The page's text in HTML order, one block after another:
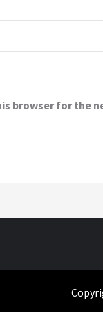
browser for the